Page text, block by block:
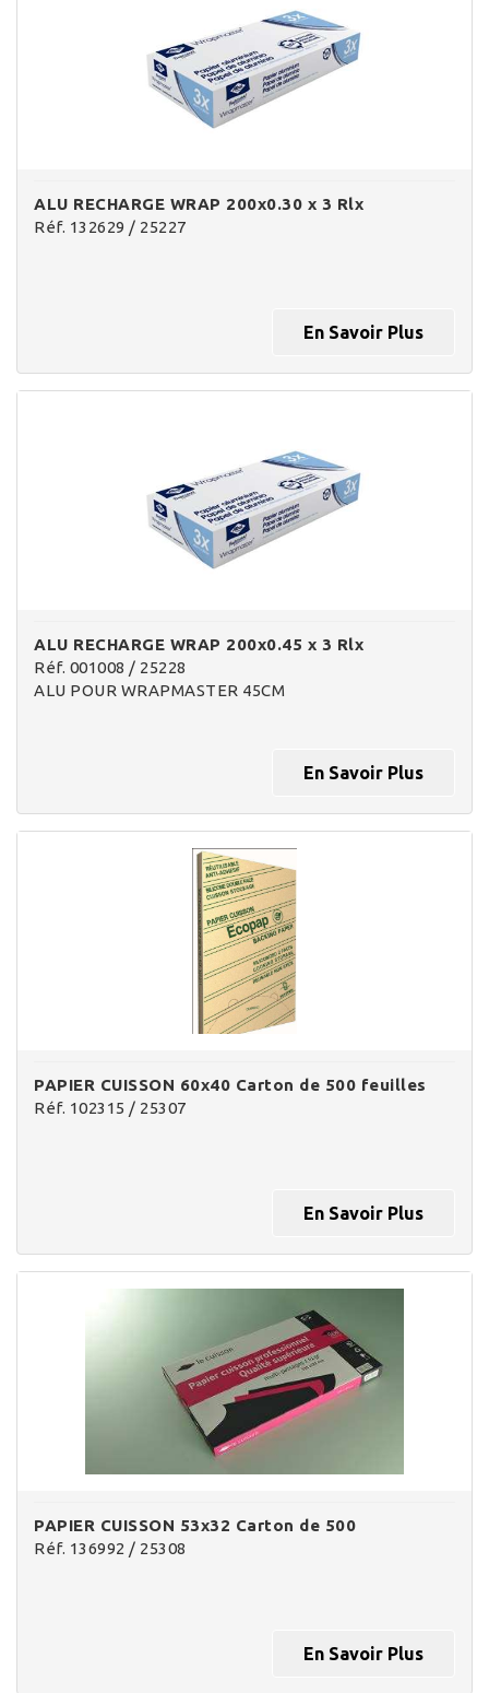
ALU RECHARGE WRAP 200x0.30 x 3 Rlx
Réf. 132629 / 25227
En Savoir Plus
ALU RECHARGE WRAP 200x0.45 x 3 Rlx
Réf. 001008 / 25228
ALU POUR WRAPMASTER 45CM
En Savoir Plus
PAPIER CUISSON 60x40 Carton de 500 feuilles
Réf. 102315 / 25307
En Savoir Plus
PAPIER CUISSON 53x32 Carton de 500
Réf. 136992 / 25308
En Savoir Plus